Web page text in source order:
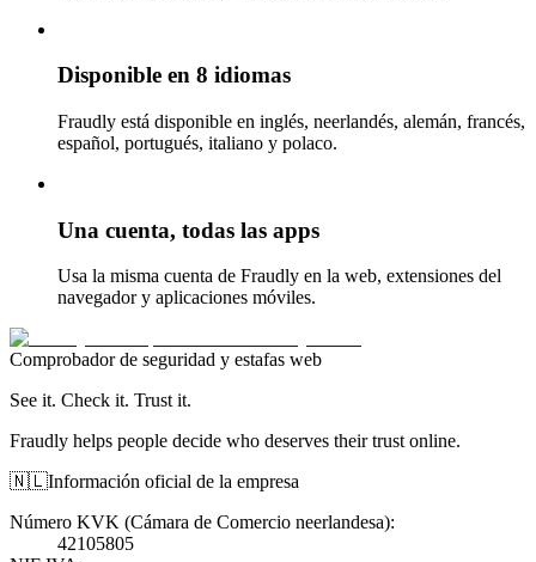
Disponible en 8 idiomas
Fraudly está disponible en inglés, neerlandés, alemán, francés,
español, portugués, italiano y polaco.
Una cuenta, todas las apps
Usa la misma cuenta de Fraudly en la web, extensiones del
navegador y aplicaciones móviles.
Comprobador de seguridad y estafas web
See it. Check it. Trust it.
Fraudly helps people decide who deserves their trust online.
🇳🇱Información oficial de la empresa
Número KVK (Cámara de Comercio neerlandesa):
42105805